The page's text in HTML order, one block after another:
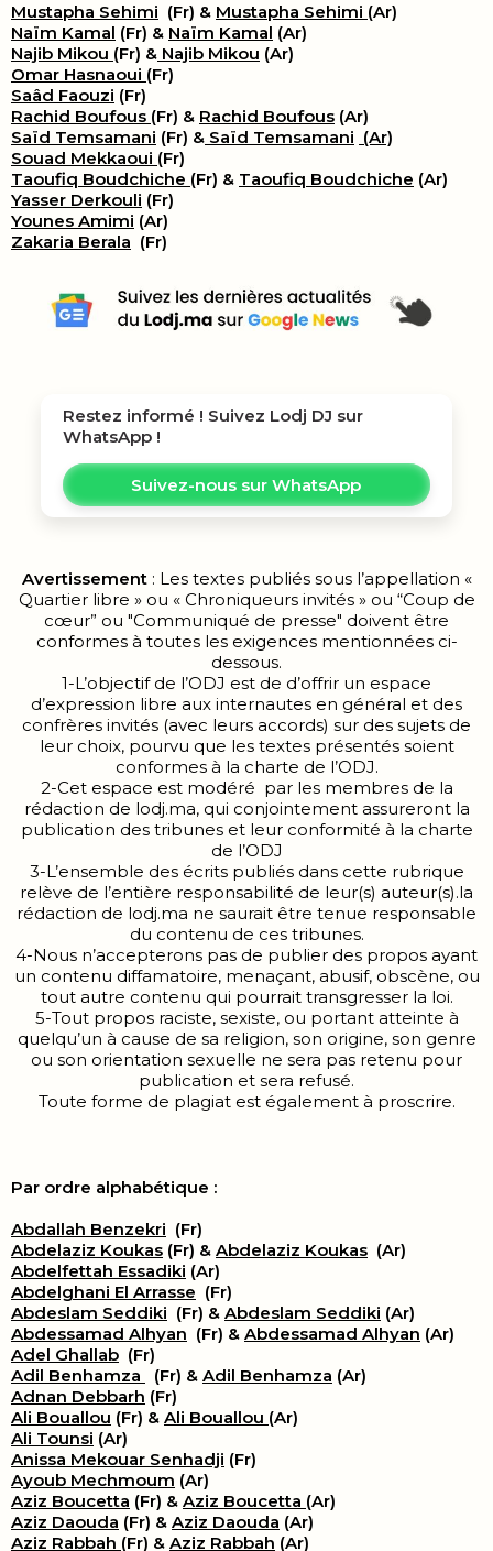
Mustapha Sehimi (Fr) & Mustapha Sehimi (Ar)
Naïm Kamal (Fr) & Naïm Kamal (Ar)
Najib Mikou (Fr) & Najib Mikou (Ar)
Omar Hasnaoui (Fr)
Saâd Faouzi (Fr)
Rachid Boufous (Fr) & Rachid Boufous (Ar)
Saïd Temsamani (Fr) & Saïd Temsamani (Ar)
Souad Mekkaoui (Fr)
Taoufiq Boudchiche (Fr) & Taoufiq Boudchiche (Ar)
Yasser Derkouli (Fr)
Younes Amimi (Ar)
Zakaria Berala (Fr)
Restez informé ! Suivez Lodj DJ sur
WhatsApp !
Suivez-nous sur WhatsApp
Avertissement: Les textes publiés sous l’appellation «
Quartier libre » ou « Chroniqueurs invités » ou “Coup de
cœur” ou "Communiqué de presse" doivent être
conformes à toutes les exigences mentionnées ci-
dessous.
1-L’objectif de l’ODJ est de d’offrir un espace
d’expression libre aux internautes en général et des
confrères invités (avec leurs accords) sur des sujets de
leur choix, pourvu que les textes présentés soient
conformes à la charte de l’ODJ.
2-Cet espace est modéré par les membres de la
rédaction de lodj.ma, qui conjointement assureront la
publication des tribunes et leur conformité à la charte
de l’ODJ
3-L’ensemble des écrits publiés dans cette rubrique
relève de l’entière responsabilité de leur(s) auteur(s).la
rédaction de lodj.ma ne saurait être tenue responsable
du contenu de ces tribunes.
4-Nous n’accepterons pas de publier des propos ayant
un contenu diffamatoire, menaçant, abusif, obscène, ou
tout autre contenu qui pourrait transgresser la loi.
5-Tout propos raciste, sexiste, ou portant atteinte à
quelqu’un à cause de sa religion, son origine, son genre
ou son orientation sexuelle ne sera pas retenu pour
publication et sera refusé.
Toute forme de plagiat est également à proscrire.
Par ordre alphabétique :
Abdallah Benzekri (Fr)
Abdelaziz Koukas (Fr) & Abdelaziz Koukas (Ar)
Abdelfettah Essadiki (Ar)
Abdelghani El Arrasse (Fr)
Abdeslam Seddiki (Fr) & Abdeslam Seddiki (Ar)
Abdessamad Alhyan (Fr) & Abdessamad Alhyan (Ar)
Adel Ghallab (Fr)
Adil Benhamza
(Fr) & Adil Benhamza (Ar)
Adnan Debbarh (Fr)
Ali Bouallou (Fr) & Ali Bouallou (Ar)
Ali Tounsi (Ar)
Anissa Mekouar Senhadji (Fr)
Ayoub Mechmoum (Ar)
Aziz Boucetta (Fr) & Aziz Boucetta (Ar)
Aziz Daouda (Fr) & Aziz Daouda (Ar)
Aziz Rabbah (Fr) & Aziz Rabbah (Ar)